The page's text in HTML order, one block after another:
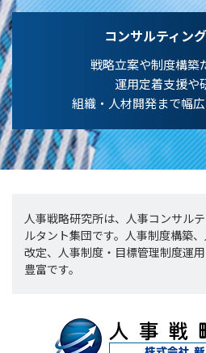
コンサルティン
戦略立案や制度構築
運用定着支援や
組織・人材開発まで幅
人事戦略研究所は、人事コンサル
ルタント集団です。人事制度構築
改定、人事制度・目標管理制度運
豊富です。